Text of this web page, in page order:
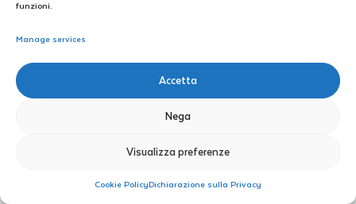
funzioni.
Manage services
Accetta
Nega
Visualizza preferenze
Cookie PolicyDichiarazione sulla Privacy
Davide Papurello
Tel: 0110904514
E-mail: davide.papurello@polito.it